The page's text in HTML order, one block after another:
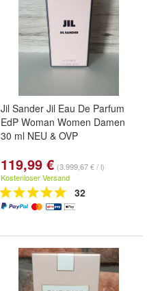
Jil Sander Jil Eau De Parfum
EdP Woman Women Damen
30 ml NEU & OVP
119,99 € (3.999,67 € / l)
Kostenloser Versand
32